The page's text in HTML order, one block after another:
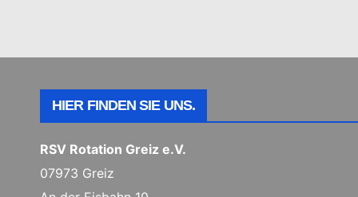
HIER FINDEN SIE UNS.
RSV Rotation Greiz e.V.
07973 Greiz